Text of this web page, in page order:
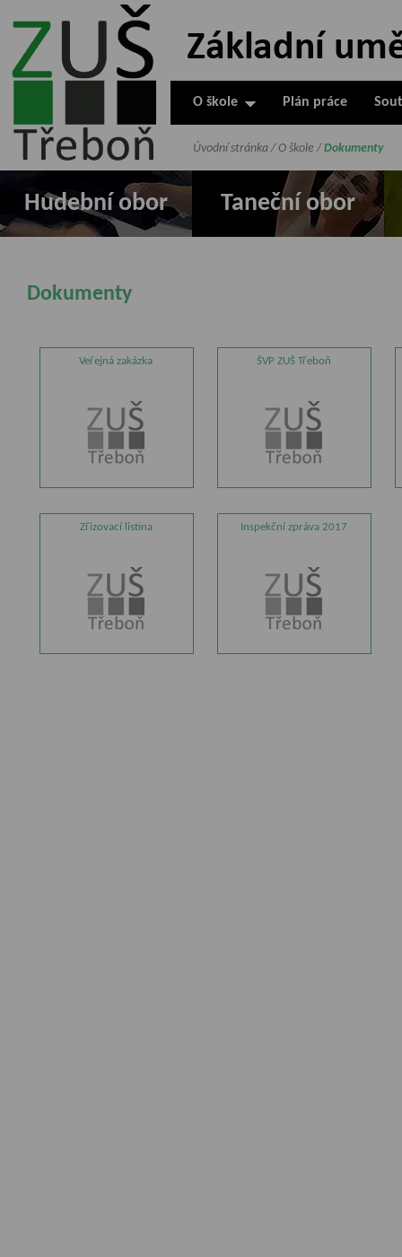
ZUŠ Třeboň -
Základní
umělecká škola
O škole Plán práce
Hudební obor Taneční obor
Úvodní stránka / O škole / Dokumenty
Dokumenty
Veřejná zakázka ŠVP ZUŠ Třeboň
Zřizovací listina Inspekční zpráva 2017